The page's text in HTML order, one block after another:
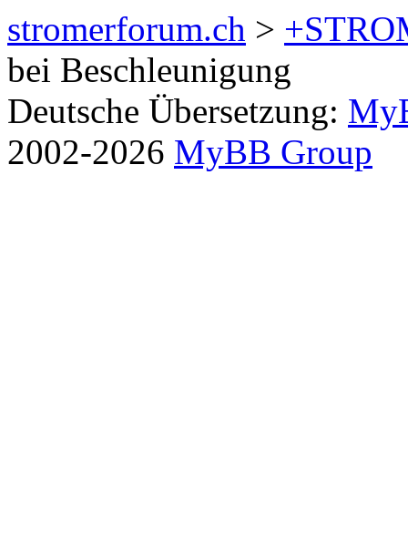
stromerforum.ch >
bei Beschleunigung
Deutsche Übersetzung:
2002-2026 MyBB Group